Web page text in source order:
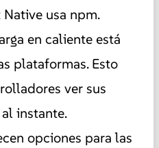
usa npm.
en caliente está
plataformas. Esto
ver sus
instante.
opciones para las